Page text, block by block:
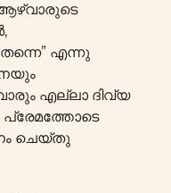
എന്നു
എല്ലാ ദിവ്യ
പ്രേമത്തോടെ
ചെയ്തു